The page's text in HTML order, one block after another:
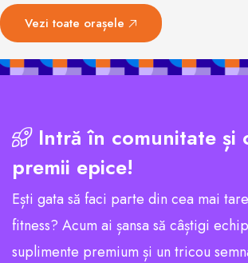
Vezi toate orașele
Intră în comunitate și
premii epice!
Ești gata să faci parte din cea mai
fitness? Acum ai șansa să câștigi
suplimente premium și un tricou